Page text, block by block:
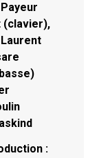
(clavier),
: